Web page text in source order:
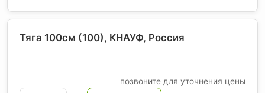
Тяга 100см (100), КНАУФ, Россия
позвоните для уточнения цены